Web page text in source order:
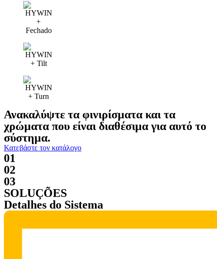
Ανακαλύψτε τα φινιρίσματα και τα
χρώματα που είναι διαθέσιμα για αυτό το
σύστημα.
Κατεβάστε τον κατάλογο
01
02
03
SOLUÇÕES
Detalhes do Sistema